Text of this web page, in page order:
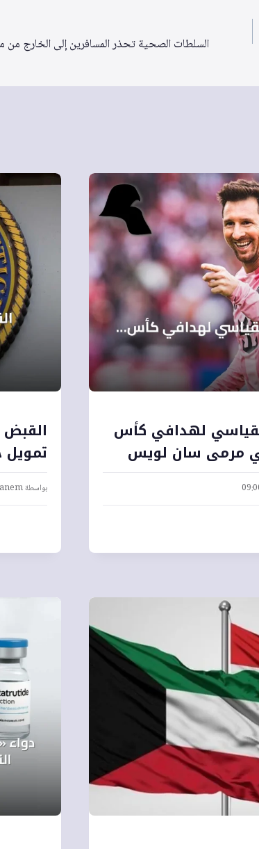
السلطات الصحية تحذر المسافرين إلى الخارج
لهدافي كأس
في مرمى سان لويس
القبض
بواسطة